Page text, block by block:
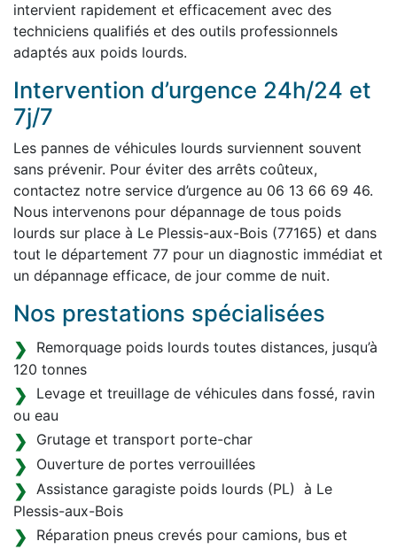
intervient rapidement et efficacement avec des
techniciens qualifiés et des outils professionnels
adaptés aux poids lourds.
Intervention d’urgence 24h/24 et
7j/7
Les pannes de véhicules lourds surviennent souvent
sans prévenir. Pour éviter des arrêts coûteux,
contactez notre service d’urgence au 06 13 66 69 46.
Nous intervenons pour dépannage de tous poids
lourds sur place à Le Plessis-aux-Bois (77165) et dans
tout le département 77 pour un diagnostic immédiat et
un dépannage efficace, de jour comme de nuit.
Nos prestations spécialisées
Remorquage poids lourds toutes distances, jusqu’à
120 tonnes
Levage et treuillage de véhicules dans fossé, ravin
ou eau
Grutage et transport porte-char
Ouverture de portes verrouillées
Assistance garagiste poids lourds (PL) à Le
Plessis-aux-Bois
Réparation pneus crevés pour camions, bus et